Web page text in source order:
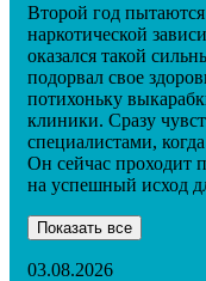
Второй год пытаются
наркотической
оказался такой
подорвал свое
потихоньку
клиники. Сразу
специалистами,
Он сейчас проходит
на успешный исход
Показать все
03.08.2026